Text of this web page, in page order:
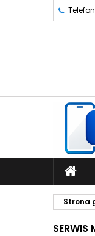
Strona
SERWIS